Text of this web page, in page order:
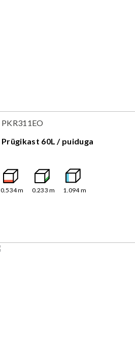
PKR311EO
Prügikast 60L / puiduga
0.534m 0.233 m 1.094m